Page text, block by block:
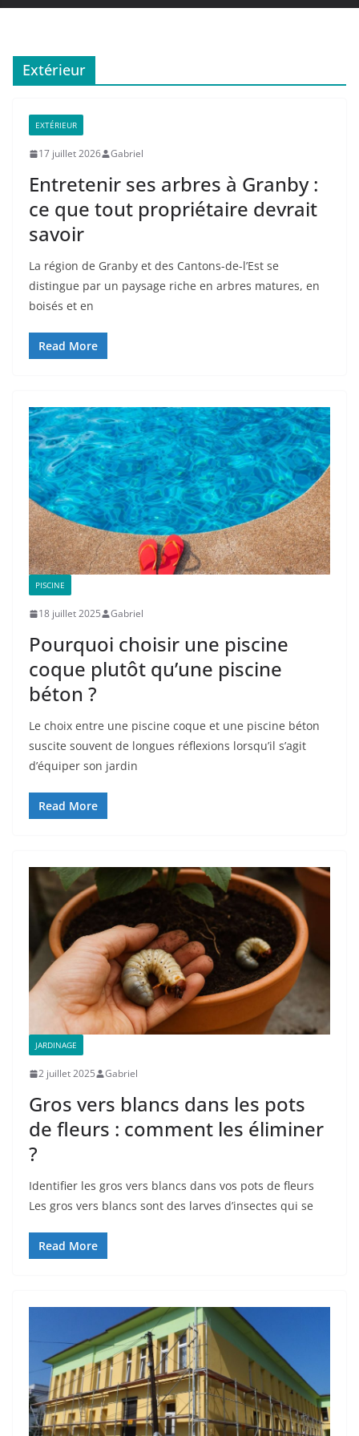
Extérieur
EXTÉRIEUR
17 juillet 2026 Gabriel
Entretenir ses arbres à Granby :
ce que tout propriétaire devrait
savoir
La région de Granby et des Cantons-de-l’Est se
distingue par un paysage riche en arbres matures, en
boisés et en
Read More
PISCINE
18 juillet 2025 Gabriel
Pourquoi choisir une piscine
coque plutôt qu’une piscine
béton ?
Le choix entre une piscine coque et une piscine béton
suscite souvent de longues réflexions lorsqu’il s’agit
d’équiper son jardin
Read More
JARDINAGE
2 juillet 2025 Gabriel
Gros vers blancs dans les pots
de fleurs : comment les éliminer
?
Identifier les gros vers blancs dans vos pots de fleurs
Les gros vers blancs sont des larves d’insectes qui se
Read More